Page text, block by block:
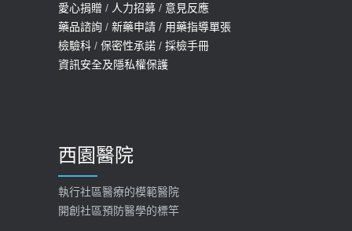
114年【公費流感及新冠疫苗】門診
預約
2025-09-30
【快速肝癌篩檢MRI】新檢查服務
2026-02-06
大吃大喝、肥胖害到膽囊！膽結石、
愛心捐贈 / 人力招募 / 意見反應
藥品諮詢 / 新藥申請 / 用藥指導單張
檢驗科 / 保密性承諾 / 採檢手冊
資訊安全及隱私權保護
西園醫院
執行社區醫療的模範醫院
開創社區預防醫學的標竿